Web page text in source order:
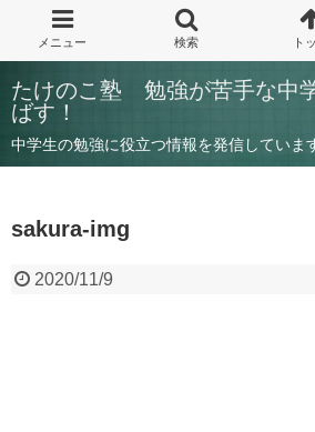
たけのこ塾 勉強が苦手な中
ばす！
中学生の勉強に役立つ情報を発信していま
sakura-img
2020/11/9